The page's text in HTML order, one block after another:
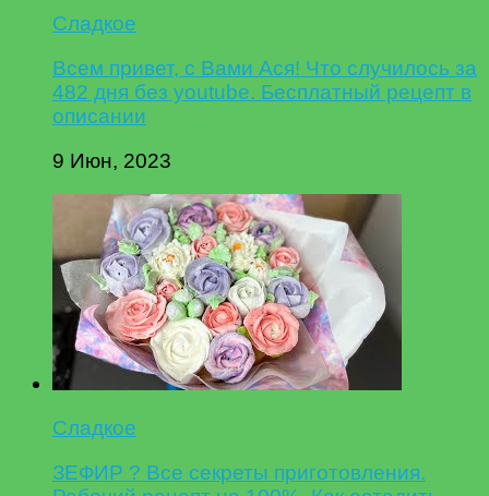
Сладкое
Всем привет, с Вами Ася! Что случилось за
482 дня без youtube. Бесплатный рецепт в
описании
9 Июн, 2023
Сладкое
ЗЕФИР ? Все секреты приготовления.